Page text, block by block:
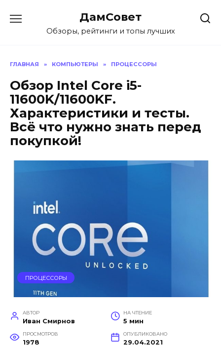
содержанию
ДамСовет
Обзоры, рейтинги и топы лучших
ГЛАВНАЯ » КОМПЬЮТЕРЫ » ПРОЦЕССОРЫ
Обзор Intel Core i5-
11600K/11600KF.
Характеристики и тесты.
Всё что нужно знать перед
покупкой!
ПРОЦЕССОРЫ
АВТОР
Иван Смирнов
НА ЧТЕНИЕ
5 мин
ПРОСМОТРОВ
1978
ОПУБЛИКОВАНО
29.04.2021